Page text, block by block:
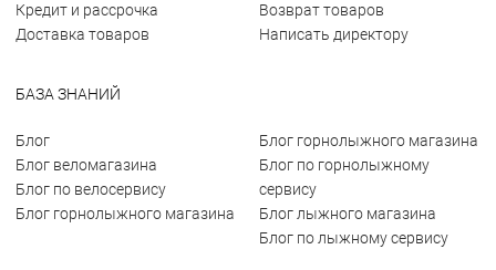
Кредит и рассрочка
Доставка товаров
Возврат товаров
Написать директору
БАЗА ЗНАНИЙ
Блог
Блог веломагазина
Блог по велосервису
Блог горнолыжного магазина
Блог горнолыжного магазина
Блог по горнолыжному
сервису
Блог лыжного магазина
Блог по лыжному сервису